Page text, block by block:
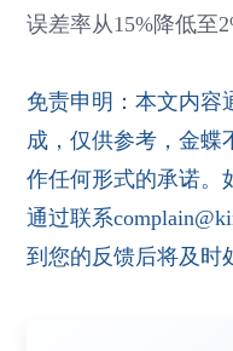
误差率从15%降低至
免责申明：本文内容
成，仅供参考，金蝶
作任何形式的承诺。
通过联系
到您的反馈后将及时